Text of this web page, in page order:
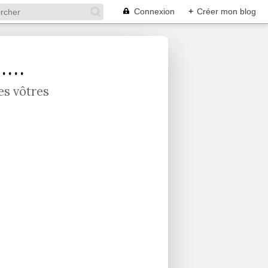
Connexion + Créer mon blog
vôtres